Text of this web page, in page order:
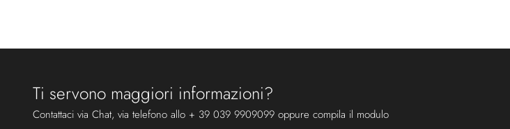
Ti servono maggiori informazioni?
Contattaci via Chat, via telefono allo + 39 039 9909099 oppure compila il modulo